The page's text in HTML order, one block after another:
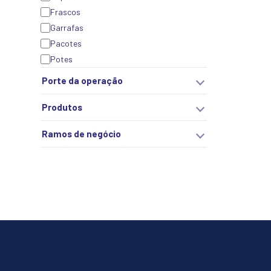
Frascos
Garrafas
Pacotes
Potes
Porte da operação
Produtos
Ramos de negócio